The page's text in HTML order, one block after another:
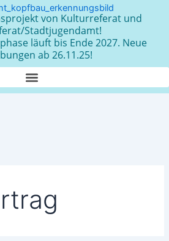
von Kulturreferat und
Stadtjugendamt!
läuft bis Ende 2027. Neue
ab 26.11.25!